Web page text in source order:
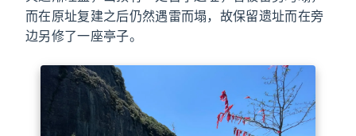
而在原址复建之后仍然遇雷而塌，故保留遗址而在旁
边另修了一座亭子。